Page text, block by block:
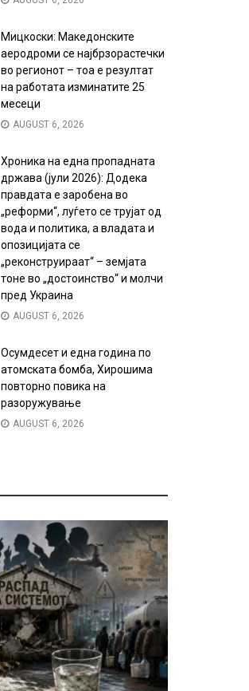
Мицкоски: Македонските
аеродроми се најбрзорастечки
во регионот – тоа е резултат
на работата изминатите 25
месеци
AUGUST 6, 2026
Хроника на една пропадната
држава (јули 2026): Додека
правдата е заробена во
„реформи“, луѓето се трујат од
вода и политика, а владата и
опозицијата се
„реконструираат“ – земјата
тоне во „достоинство“ и молчи
пред Украина
AUGUST 6, 2026
Осумдесет и една година по
атомската бомба, Хирошима
повторно повика на
разоружување
AUGUST 6, 2026